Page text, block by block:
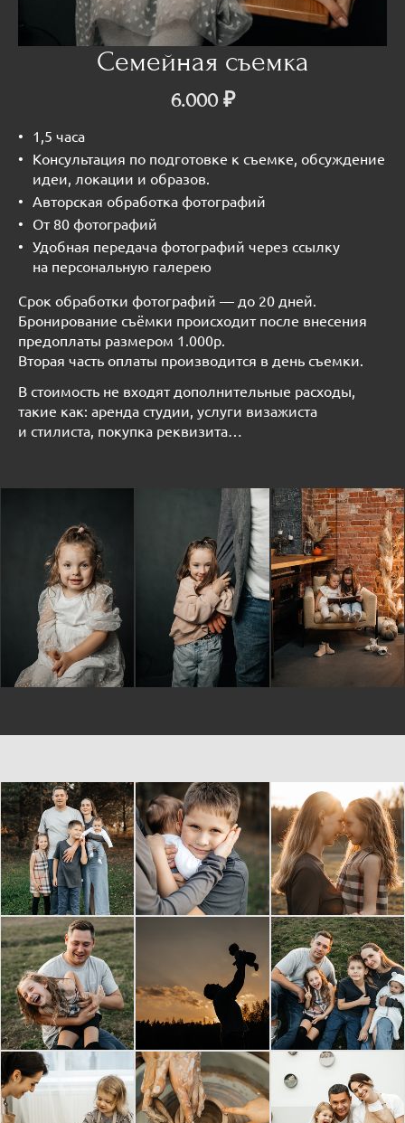
Семейная съемка
6.000 ₽
1,5 часа
Консультация по подготовке к съемке, обсуждение
идеи, локации и образов.
Авторская обработка фотографий
От 80 фотографий
Удобная передача фотографий через ссылку
на персональную галерею
Срок обработки фотографий — до 20 дней.
Бронирование съёмки происходит после внесения
предоплаты размером 1.000р.
Вторая часть оплаты производится в день съемки.
В стоимость не входят дополнительные расходы,
такие как: аренда студии, услуги визажиста
и стилиста, покупка реквизита…